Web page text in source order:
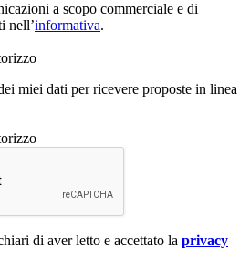
a scopo commerciale e di
nell’informativa.
miei dati per ricevere proposte in linea
di aver letto e accettato la privacy